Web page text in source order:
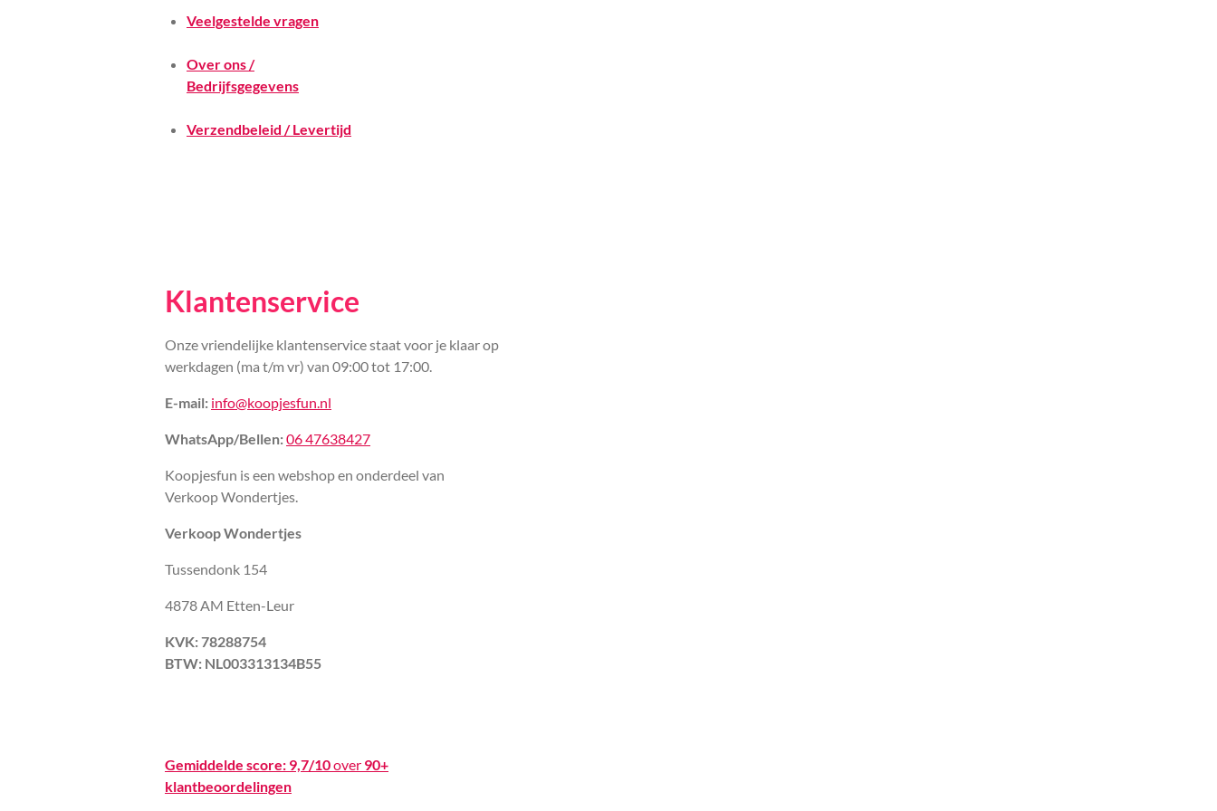
Veelgestelde vragen
Over ons /
Bedrijfsgegevens
Verzendbeleid / Levertijd
Klantenservice
Onze vriendelijke klantenservice staat voor je klaar op
werkdagen (ma t/m vr) van 09:00 tot 17:00.
E-mail: info@koopjesfun.nl
WhatsApp/Bellen:06 47638427
Koopjesfun is een webshop en onderdeel van
Verkoop Wondertjes.
Verkoop Wondertjes
Tussendonk 154
4878 AM Etten-Leur
KVK: 78288754
BTW: NL003313134B55
Gemiddelde score: 9,7/10over 90+
klantbeoordelingen